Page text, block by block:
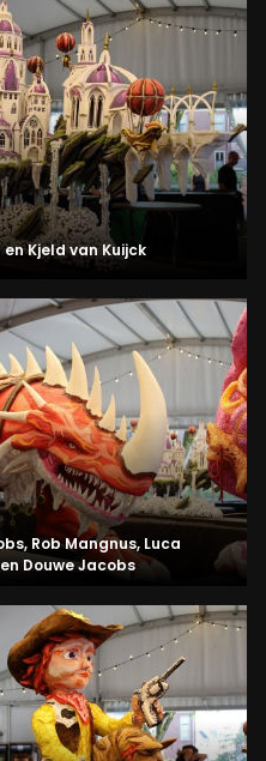
Kjeld van Kuijck
Rob Mangnus, Luca
Douwe Jacobs